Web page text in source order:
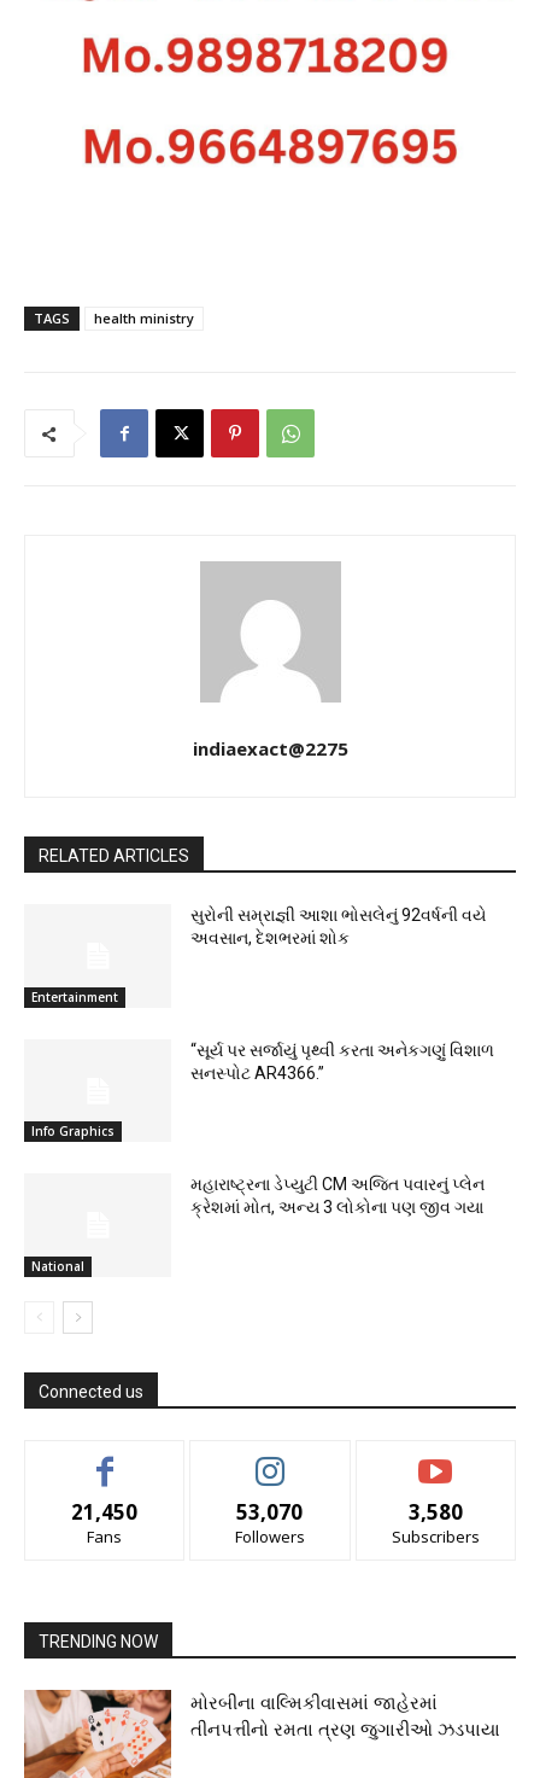
TAGS health ministry
indiaexact@2275
RELATED ARTICLES
Entertainment
સુરોની સમ્રાજ્ઞી આશા ભોસલેનું 92વર્ષની વયે
અવસાન, દેશભરમાં શોક
Info Graphics
“સૂર્ય પર સર્જાયું પૃથ્વી કરતા અનેકગણું વિશાળ
સનસ્પોટ AR4366.”
National
મહારાષ્ટ્રના ડેપ્યુટી CM અજિત પવારનું પ્લેન
ક્રેશમાં મોત, અન્ય 3 લોકોના પણ જીવ ગયા
Connected us
21,450
Fans
53,070
Followers
3,580
Subscribers
TRENDING NOW
મોરબીના વાલ્મિકીવાસમાં જાહેરમાં
તીનપત્તીનો રમતા ત્રણ જુગારીઓ ઝડપાયા